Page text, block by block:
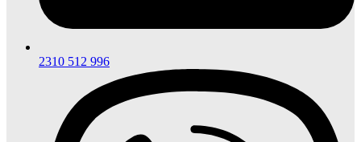
2310 512 996